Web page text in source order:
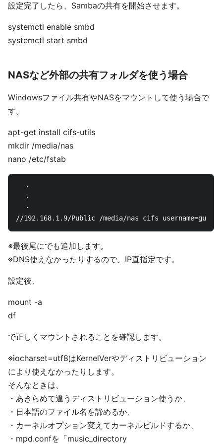
設定完了したら、Sambaの共有を開始させます。
systemctl enable smbd
systemctl start smbd
NASなど外部の共有フォルダを使う場合
Windowsファイル共有やNASをマウントして使う場合で
す。
apt-get install cifs-utils
mkdir /media/nas
nano /etc/fstab
  ・
  ・
  ・
※最後尾にでも追加します。
※DNS使えなかったりするので、IP直指定です。
設定後、
mount -a
df
で正しくマウントされることを確認します。
※iocharset=utf8はKernelVerやディストリビューション
により使えなかったりします。
そんなときは、
・あきらめて違うディストリビューション使うか、
・日本語のファイル名を諦めるか、
・カーネルオプション変えてカーネルビルドするか、
・mpd.confを「music_directory